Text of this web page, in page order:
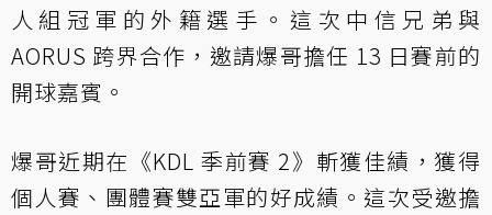
人組冠軍的外籍選手。這次中信兄弟與
AORUS 跨界合作，邀請爆哥擔任 13 日賽前的
開球嘉賓。
爆哥近期在《KDL 季前賽 2》斬獲佳績，獲得
個人賽、團體賽雙亞軍的好成績。這次受邀擔